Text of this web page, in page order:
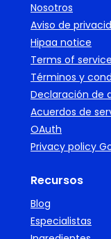
Nosotros
Aviso de
Hipaa notice
Terms of
Términos y
Declaración de
Acuerdos de
OAuth
Privacy policy
Recursos
Blog
Especialistas